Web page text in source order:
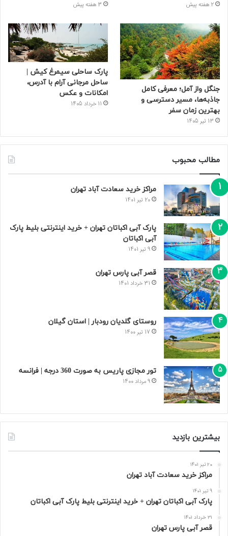
2 هفته پیش 3 هفته پیش
جنگل واز آمل؛ معرفی کامل
جاذبه‌ها، مسیر دسترسی و
بهترین زمان سفر
13 تیر 1405
پارک ساحلی سیمرغ کیش |
ساحل مرجانی آرام با آدرس،
امکانات و عکس
11 خرداد 1405
مطالب محبوب
مراکز خرید سعادت‌ آباد تهران
20 تیر 1401
پارک آبی اکباتان تهران + خرید اینترنتی بلیط پارک
آبی اکباتان
9 تیر 1401
قصر آبی پارس تهران
31 خرداد 1401
روستای گلدیان رودبار | استان گیلان
17 تیر 1400
تور مجازی پاریس به صورت 360 درجه | فرانسه
9 مرداد 1400
بیشترین بازدید
20 تیر 1401
مراکز خرید سعادت‌ آباد تهران
9 تیر 1401
پارک آبی اکباتان تهران + خرید اینترنتی بلیط پارک آبی اکباتان
31 خرداد 1401
قصر آبی پارس تهران